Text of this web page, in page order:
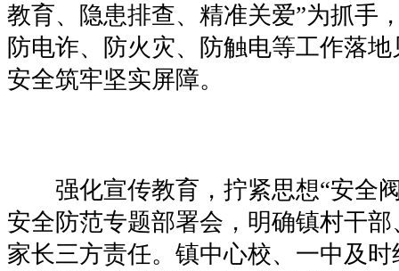
教育、隐患排查、精准关爱”为抓手
防电诈、防火灾、防触电等工作落
安全筑牢坚实屏障。
强化宣传教育，拧紧思想“安全
安全防范专题部署会，明确镇村干
家长三方责任。镇中心校、一中及